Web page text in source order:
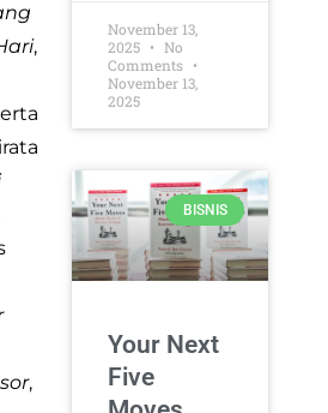
,
,
November 13,
2025
No
Comments
November 13,
2025
BISNIS
Your Next
Five